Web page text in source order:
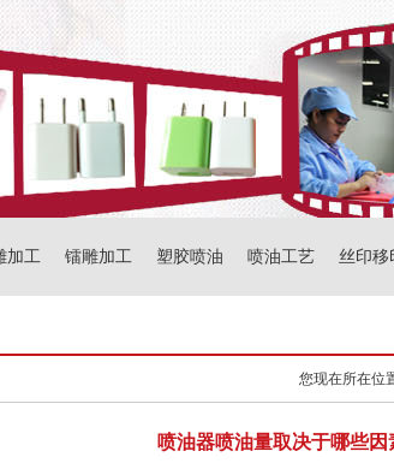
加工 镭雕加工 塑胶喷油 喷油工艺 丝印移
您现在所在位
喷油器喷油量取决于哪些因